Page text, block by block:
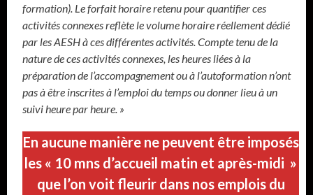
formation). Le forfait horaire retenu pour quantifier ces
activités connexes reflète le volume horaire réellement dédié
par les AESH à ces différentes activités. Compte tenu de la
nature de ces activités connexes, les heures liées à la
préparation de l’accompagnement ou à l’autoformation n’ont
pas à être inscrites à l’emploi du temps ou donner lieu à un
suivi heure par heure. »
En aucune manière ne peuvent être imposés
les « 10 mns d’accueil matin et après-midi »
que l’on voit fleurir dans nos emplois du